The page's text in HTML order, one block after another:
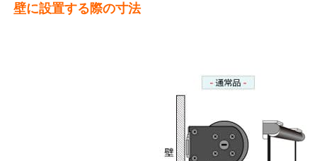
壁に設置する際の寸法